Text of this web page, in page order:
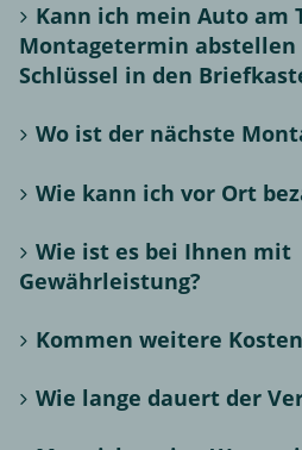
Kann ich mein Auto am
Montagetermin abstellen
Schlüssel in den
Wo ist der nächste
Wie kann ich vor Ort
Wie ist es bei Ihnen mit
Gewährleistung?
Kommen weitere
Wie lange dauert der